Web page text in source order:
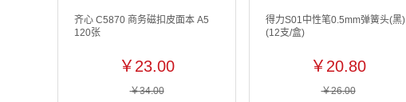
齐心 C5870 商务磁扣皮面本 A5
120张
￥23.00
￥34.00
得力S01中性笔0.5mm弹簧头(黑)
(12支/盒)
￥20.80
￥26.00